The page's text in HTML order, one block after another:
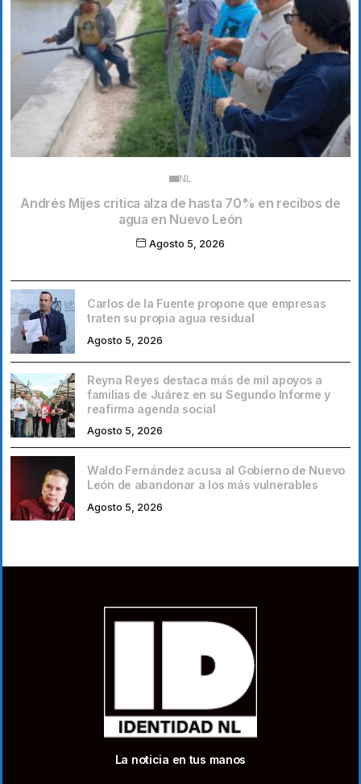
NL
Andrés Mijes critica alza de hasta 70% en recibos de
agua en Nuevo León
Agosto 5, 2026
Carlos de la Fuente propone que empresas
traten su propia agua residual
Agosto 5, 2026
Reyna Reyes destaca más de mil apoyos a
familias de Juárez en su Segundo Informe y
reafirma agenda social
Agosto 5, 2026
Waldo Fernández acusa al Gobierno de Nuevo
León de abandonar a los más vulnerables
Agosto 5, 2026
La noticia en tus manos